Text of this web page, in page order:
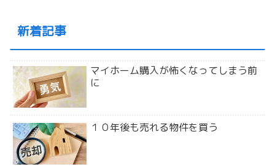
新着記事
マイホーム購入が怖くなってしまう前
に
１０年後も売れる物件を買う